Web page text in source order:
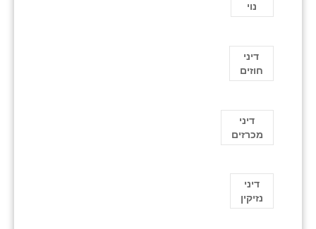
נוי
דיני
חוזים
דיני
מכרזים
דיני
נזיקין